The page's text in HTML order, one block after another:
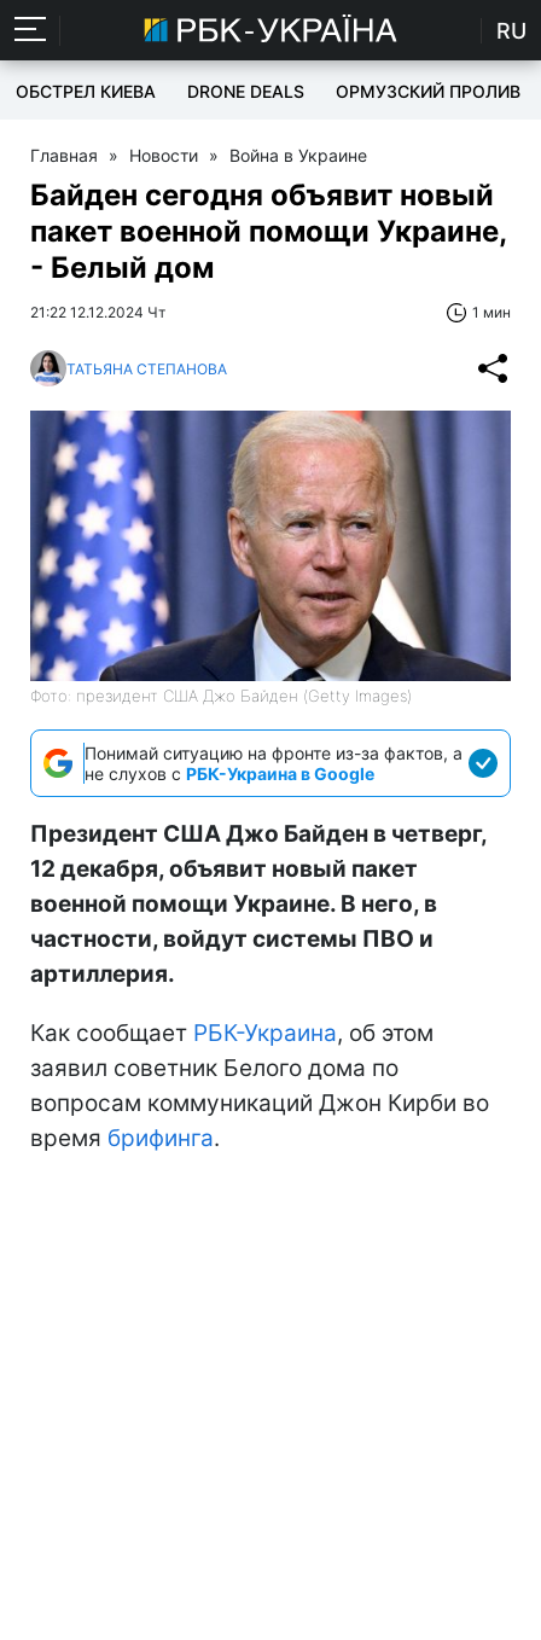
RU
ОБСТРЕЛ КИЕВА DRONE DEALS ОРМУЗСКИЙ ПРОЛИВ
Главная » Новости » Война в Украине
Байден сегодня объявит новый
пакет военной помощи Украине,
- Белый дом
21:22 12.12.2024 Чт 1 мин
ТАТЬЯНА СТЕПАНОВА
Фото: президент США Джо Байден (Getty Images)
Понимай ситуацию на фронте из-за фактов, а
не слухов с РБК-Украина в Google
Президент США Джо Байден в четверг,
12 декабря, объявит новый пакет
военной помощи Украине. В него, в
частности, войдут системы ПВО и
артиллерия.
Как сообщает РБК-Украина, об этом
заявил советник Белого дома по
вопросам коммуникаций Джон Кирби во
время брифинга.